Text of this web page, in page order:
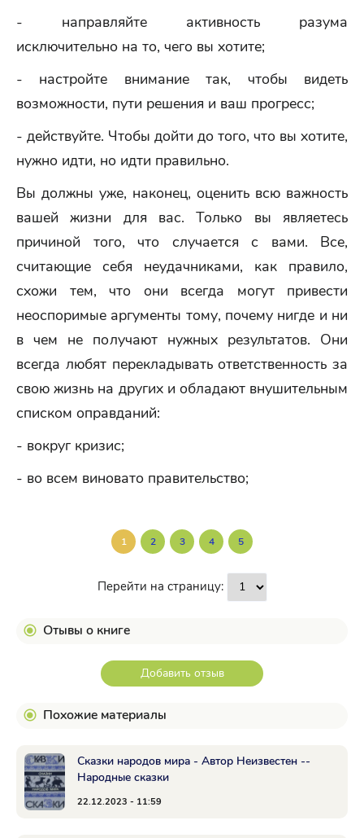
- направляйте активность разума
исключительно на то, чего вы хотите;
- настройте внимание так, чтобы видеть
возможности, пути решения и ваш прогресс;
- действуйте. Чтобы дойти до того, что вы хотите,
нужно идти, но идти правильно.
Вы должны уже, наконец, оценить всю важность
вашей жизни для вас. Только вы являетесь
причиной того, что случается с вами. Все,
считающие себя неудачниками, как правило,
схожи тем, что они всегда могут привести
неоспоримые аргументы тому, почему нигде и ни
в чем не получают нужных результатов. Они
всегда любят перекладывать ответственность за
свою жизнь на других и обладают внушительным
списком оправданий:
- вокруг кризис;
- во всем виновато правительство;
1 2 3 4 5
Перейти на страницу:
Отывы о книге
Добавить отзыв
Похожие материалы
Сказки народов мира - Автор Неизвестен --
Народные сказки
22.12.2023 - 11:59